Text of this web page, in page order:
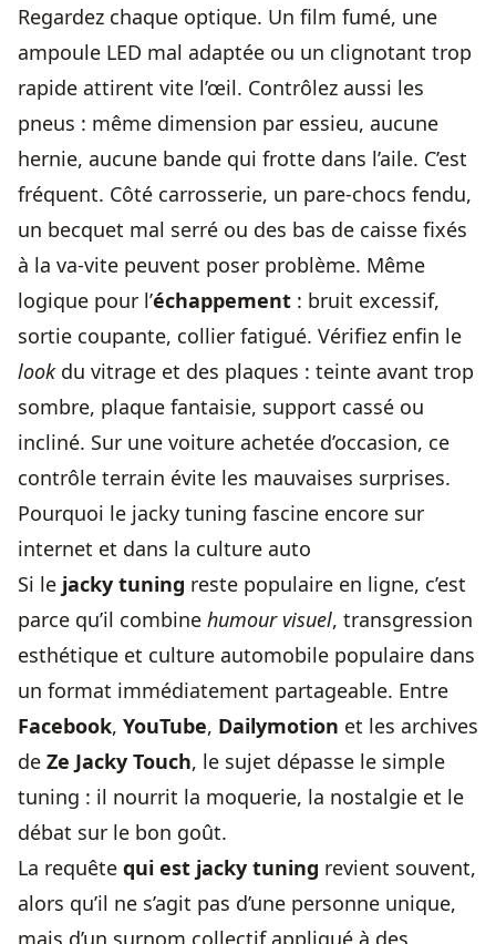
Regardez chaque optique. Un film fumé, une
ampoule LED mal adaptée ou un clignotant trop
rapide attirent vite l’œil. Contrôlez aussi les
pneus : même dimension par essieu, aucune
hernie, aucune bande qui frotte dans l’aile. C’est
fréquent. Côté carrosserie, un pare-chocs fendu,
un becquet mal serré ou des bas de caisse fixés
à la va-vite peuvent poser problème. Même
logique pour l’échappement : bruit excessif,
sortie coupante, collier fatigué. Vérifiez enfin le
lookdu vitrage et des plaques : teinte avant trop
sombre, plaque fantaisie, support cassé ou
incliné. Sur une voiture achetée d’occasion, ce
contrôle terrain évite les mauvaises surprises.
Pourquoi le jacky tuning fascine encore sur
internet et dans la culture auto
Si le jacky tuning reste populaire en ligne, c’est
parce qu’il combine humour visuel, transgression
esthétique et culture automobile populaire dans
un format immédiatement partageable. Entre
Facebook, YouTube, Dailymotion et les archives
de Ze Jacky Touch, le sujet dépasse le simple
tuning : il nourrit la moquerie, la nostalgie et le
débat sur le bon goût.
La requête qui est jacky tuning revient souvent,
alors qu’il ne s’agit pas d’une personne unique,
mais d’un surnom collectif appliqué à des